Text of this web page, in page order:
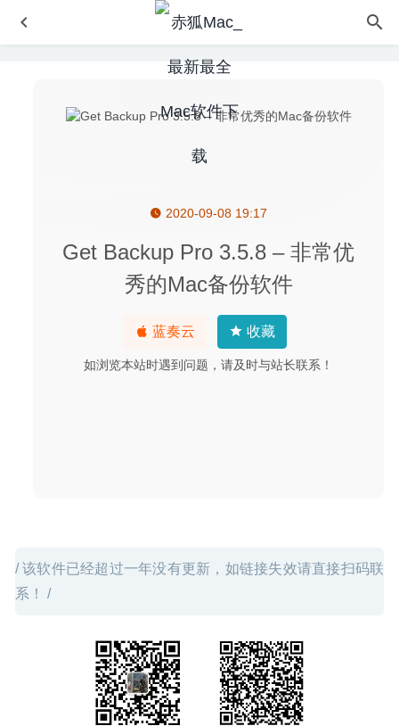
2020-09-08 19:17
Get Backup Pro 3.5.8 – 非常优
秀的Mac备份软件
蓝奏云 收藏
如浏览本站时遇到问题，请及时与站长联系！
/ 该软件已经超过一年没有更新，如链接失效请直接扫码联
系！ /
Apifox 1.0.4 – 比 Postman 更好用的接口管理平台
Luminar AI 1.5.5 中文版-智能AI照片修图工具 2023-01-25
Pixologic Zbrush 2021.1.1 中文版-专业的2D/3D数字雕刻
Native Instruments Kontakt 6.3.1 – 专业的音频采集器
2020-07-14